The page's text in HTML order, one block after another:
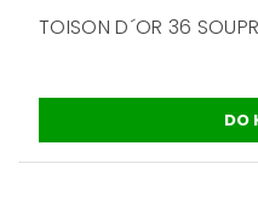
TOISON D´OR 36